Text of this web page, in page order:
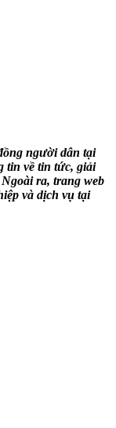
người dân tại
tin về tin tức, giải
ra, trang web
và dịch vụ tại